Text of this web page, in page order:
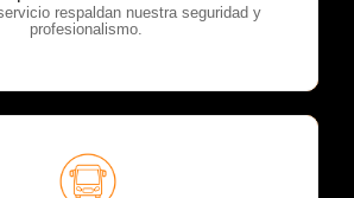
respaldan nuestra seguridad y
profesionalismo.